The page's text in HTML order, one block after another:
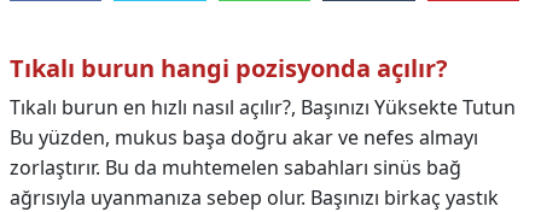
Tıkalı burun hangi pozisyonda açılır?
Tıkalı burun en hızlı nasıl açılır?, Başınızı Yüksekte Tutun
Bu yüzden, mukus başa doğru akar ve nefes almayı
zorlaştırır. Bu da muhtemelen sabahları sinüs bağ
ağrısıyla uyanmanıza sebep olur. Başınızı birkaç yastık